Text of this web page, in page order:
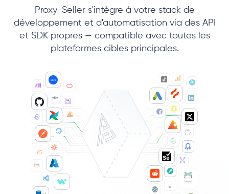
Proxy-Seller s'intègre à votre stack de
développement et d'automatisation via des API
et SDK propres — compatible avec toutes les
plateformes cibles principales.